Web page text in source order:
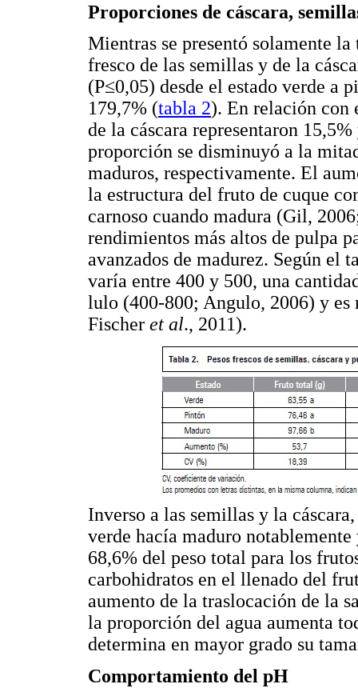
Proporciones de cáscara,
Mientras se presentó solamente
fresco de las semillas y de la
(P≤0,05) desde el estado verde a
179,7% (tabla 2). En relación con
de la cáscara representaron
proporción se disminuyó a la
maduros, respectivamente. El
la estructura del fruto de cuque
carnoso cuando madura (Gil,
rendimientos más altos de pulpa
avanzados de madurez. Según el
varía entre 400 y 500, una
lulo (400-800; Angulo, 2006) y es
Fischer et al., 2011).
Inverso a las semillas y la
verde hacía maduro
68,6% del peso total para los
carbohidratos en el llenado del
aumento de la traslocación de la
la proporción del agua aumenta
determina en mayor grado su
Comportamiento del pH